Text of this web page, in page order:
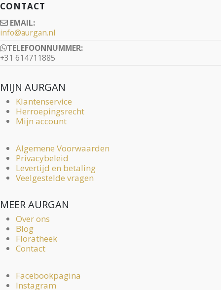
CONTACT
EMAIL:
info@aurgan.nl
TELEFOONNUMMER:
+31 614711885
MIJN AURGAN
Klantenservice
Herroepingsrecht
Mijn account
Algemene Voorwaarden
Privacybeleid
Levertijd en betaling
Veelgestelde vragen
MEER AURGAN
Over ons
Blog
Floratheek
Contact
Facebookpagina
Instagram